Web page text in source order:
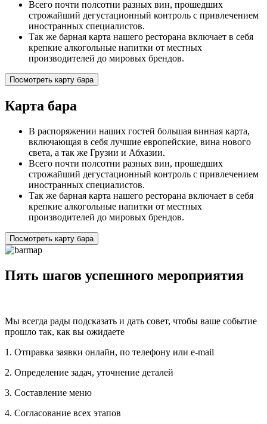
Всего почти полсотни разных вин, прошедших
строжайший дегустационный контроль с привлечением
иностранных специалистов.
Так же барная карта нашего ресторана включает в себя
крепкие алкогольные напитки от местных
производителей до мировых брендов.
Посмотреть карту бара
Карта бара
В распоряжении наших гостей большая винная карта,
включающая в себя лучшие европейские, вина нового
света, а так же Грузии и Абхазии.
Всего почти полсотни разных вин, прошедших
строжайший дегустационный контроль с привлечением
иностранных специалистов.
Так же барная карта нашего ресторана включает в себя
крепкие алкогольные напитки от местных
производителей до мировых брендов.
Посмотреть карту бара
Пять шагов успешного мероприятия
Мы всегда рады подсказать и дать совет, чтобы ваше событие
прошло так, как вы ожидаете
1. Отправка заявки онлайн, по телефону или e-mail
2. Определение задач, уточнение деталей
3. Составление меню
4. Согласование всех этапов